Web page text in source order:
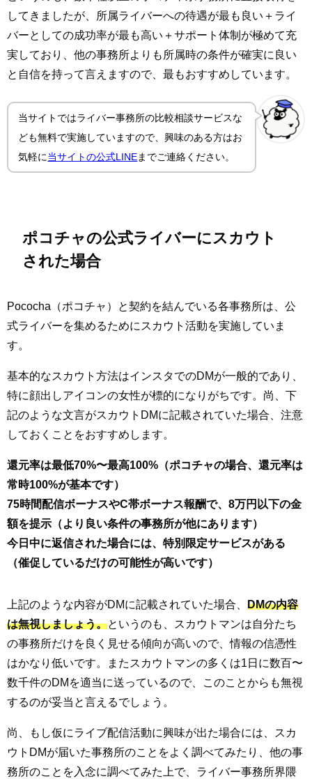
してきましたが、所属ライバーへの待遇が最も良い＋ライ
バーとしての成功率が最も高い＋サポート体制が極めて充
実しており、他の事務所よりも所属時の条件が確実に良い
と自信を持って言えますので、最もおすすめしています。
当サイトではライバー事務所の比較相談サービスな
ども無料で実施していますので、興味のある方はお
気軽に 当サイトの公式LINE までご連絡ください。
ポコチャの公式ライバーにスカウト
された場合
Pococha（ポコチャ）と契約を結んでいる各事務所は、公
式ライバーを集めるためにスカウト活動を実施していま
す。
基本的なスカウト方法はインスタでのDMが一般的であり、
特に顔出しアイコンの女性が標的になりがちです。尚、下
記のような文言がスカウトDMに記載されていた場合、注意
しておくことをおすすめします。
還元率は最低70%〜最高100%（ポコチャの場合、還元率は
常時100%が基本です）
75時間配信ボーナスやC帯ボーナス報酬で、8万円以下の金
額を提示（より良い条件の事務所が他にあります）
今日中に返信された場合には、特別限定サービスがある
（催促しているだけの可能性が高いです）
上記のような内容がDMに記載されていた場合、 DMの内容
は無視しましょう。というのも、スカウトマンは自分たち
の事務所だけを良く見せる傾向が高いので、情報の信憑性
はかなり低いです。またスカウトマンの多くは1日に数百〜
数千件のDMを適当に送っているので、このことからも無視
するのが妥当と言えるでしょう。
尚、もし仮にライブ配信活動に興味が出た場合には、スカ
ウトDMが届いた事務所のことをよく調べてみたり、他の事
務所のことを入念に調べてみた上で、ライバー事務所界隈